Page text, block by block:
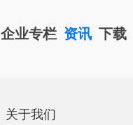
企业专栏 资讯 下载
关于我们